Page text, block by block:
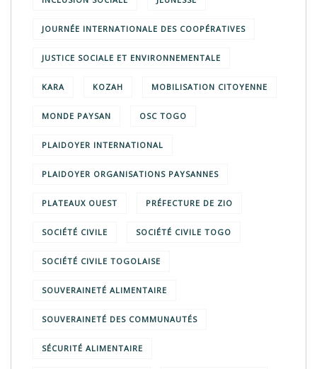
JOURNÉE INTERNATIONALE DES COOPÉRATIVES
JUSTICE SOCIALE ET ENVIRONNEMENTALE
KARA KOZAH MOBILISATION CITOYENNE
MONDE PAYSAN OSC TOGO
PLAIDOYER INTERNATIONAL
PLAIDOYER ORGANISATIONS PAYSANNES
PLATEAUX OUEST PRÉFECTURE DE ZIO
SOCIÉTÉ CIVILE SOCIÉTÉ CIVILE TOGO
SOCIÉTÉ CIVILE TOGOLAISE
SOUVERAINETÉ ALIMENTAIRE
SOUVERAINETÉ DES COMMUNAUTÉS
SÉCURITÉ ALIMENTAIRE